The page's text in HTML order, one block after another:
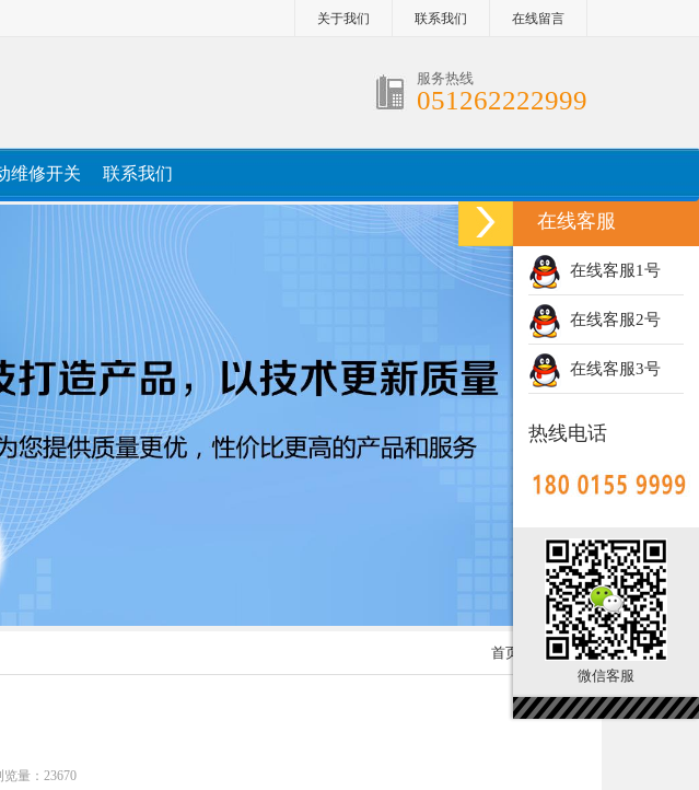
在线留言
联系我们
关于我们
服务热线
051262222999
维修开关 联系我们
首页 > 新闻内容
量：23670
在线客服
在线客服1号
在线客服2号
在线客服3号
热线电话
微信客服